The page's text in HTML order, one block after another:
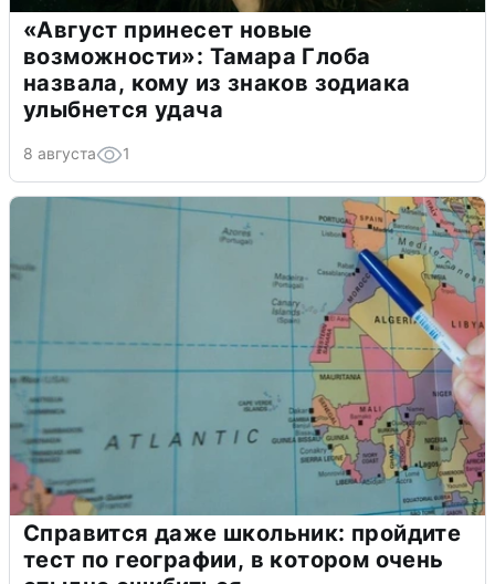
«Август принесет новые
возможности»: Тамара Глоба
назвала, кому из знаков зодиака
улыбнется удача
8 августа 1
Справится даже школьник: пройдите
тест по географии, в котором очень